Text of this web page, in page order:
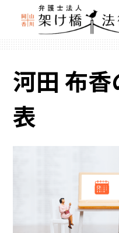
河田 布
表